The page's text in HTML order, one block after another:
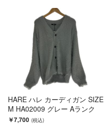
HARE ハレ カーディガン SIZE
M HA02009 グレー Aランク
￥7,700